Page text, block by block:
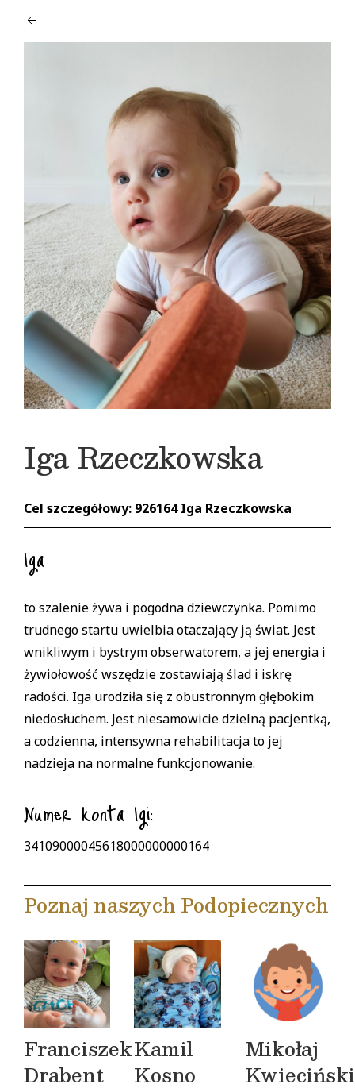
Iga Rzeczkowska
Cel szczegółowy: 926164 Iga Rzeczkowska
Iga
to szalenie żywa i pogodna dziewczynka. Pomimo
trudnego startu uwielbia otaczający ją świat. Jest
wnikliwym i bystrym obserwatorem, a jej energia i
żywiołowość wszędzie zostawiają ślad i iskrę
radości. Iga urodziła się z obustronnym głębokim
niedosłuchem. Jest niesamowicie dzielną pacjentką,
a codzienna, intensywna rehabilitacja to jej
nadzieja na normalne funkcjonowanie.
Numer konta Igi:
34109000045618000000000164
Poznaj naszych Podopiecznych
Franciszek
Drabent
Kamil
Kosno
Mikołaj
Kwieciński